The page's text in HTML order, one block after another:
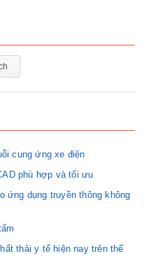
cung ứng xe điện
phù hợp và tối ưu
ứng dụng truyền thông không
thải y tế hiện nay trên thế